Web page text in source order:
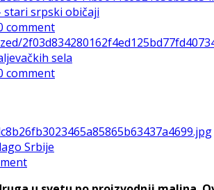
srpski običaji
comment
sela
comment
Srbije